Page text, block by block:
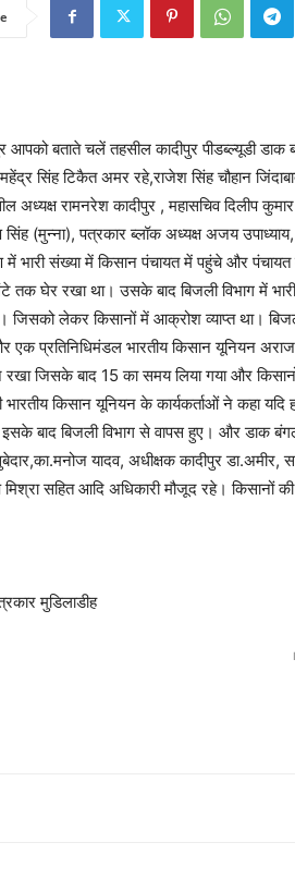
आपको बताते चलें तहसील कादीपुर पीडब्ल्यूडी
महेंद्र सिंह टिकैत अमर रहे,राजेश सिंह चौहान
अध्यक्ष रामनरेश कादीपुर , महासचिव दिलीप
(मुन्ना), पत्रकार ब्लॉक अध्यक्ष अजय
में भारी संख्या में किसान पंचायत में पहुंचे और
तक घेर रखा था। उसके बाद बिजली विभाग में
जिसको लेकर किसानों में आक्रोश व्याप्त था।
एक प्रतिनिधिमंडल भारतीय किसान यूनियन
रखा जिसके बाद 15 का समय लिया गया और
भारतीय किसान यूनियन के कार्यकर्ताओं ने कहा यदि
बाद बिजली विभाग से वापस हुए। और डाक बंगले में
यादव, अधीक्षक कादीपुर डा.अमीर,
मिश्रा सहित आदि अधिकारी मौजूद रहे। किसानों
मुडिलाडीह